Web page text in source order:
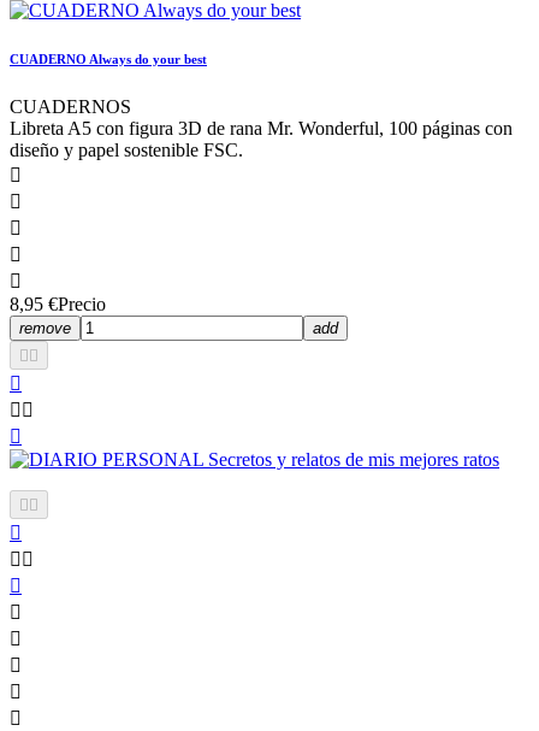
CUADERNO Always do your best
CUADERNOS
Libreta A5 con figura 3D de rana Mr. Wonderful, 100 páginas con
diseño y papel sostenible FSC.





8,95 €Precio
remove
add
 

 

 

 





